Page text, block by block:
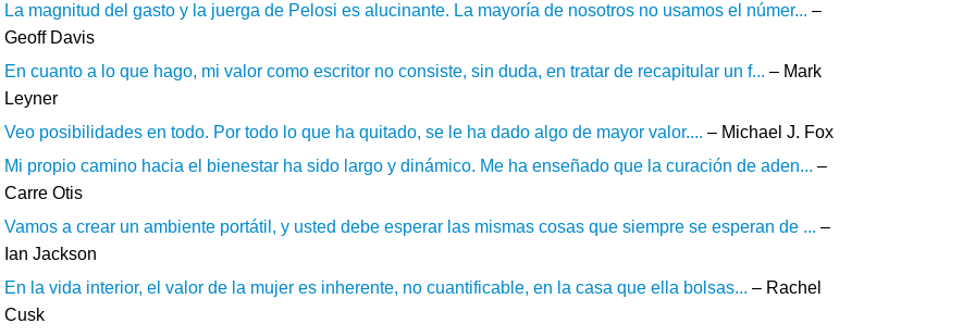
La magnitud del gasto y la juerga de Pelosi es alucinante. La mayoría de nosotros no usamos el númer... –
Geoff Davis
En cuanto a lo que hago, mi valor como escritor no consiste, sin duda, en tratar de recapitular un f... – Mark
Leyner
Veo posibilidades en todo. Por todo lo que ha quitado, se le ha dado algo de mayor valor.... – Michael J. Fox
Mi propio camino hacia el bienestar ha sido largo y dinámico. Me ha enseñado que la curación de aden... –
Carre Otis
Vamos a crear un ambiente portátil, y usted debe esperar las mismas cosas que siempre se esperan de ... –
Ian Jackson
En la vida interior, el valor de la mujer es inherente, no cuantificable, en la casa que ella bolsas... – Rachel
Cusk